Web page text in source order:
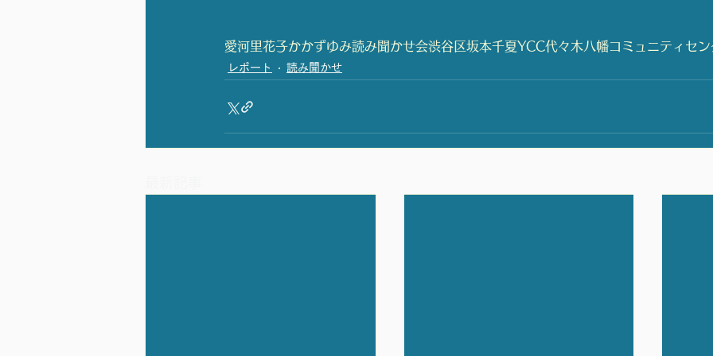
愛河里花子かかずゆみ読み聞かせ会渋谷区坂本千夏YCC代々木八幡コミュニティセン
レポート 読み聞かせ